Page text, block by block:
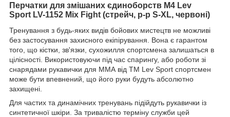
Перчатки для змішаних єдиноборств M4 Lev
Sport LV-1152 Mix Fight (стрейч, р-р S-XL, червоні)
Тренування з будь-яких видів бойових мистецтв не можливі
без застосування захисного екіпірування.
Вона є гарантом
того, що кістки, зв'язки, сухожилля спортсмена залишаться в
цілісності. Використовуючи під час спарингу, або роботи зі
снарядами рукавички для ММА від ТМ Lev Sport спортсмен
може бути впевнений, що його руки будуть абсолютно
захищені.
Для частих та динамічних тренувань підійдуть рукавички із
синтетичної шкіри. За тривалістю терміну служби цей